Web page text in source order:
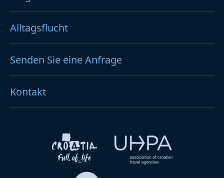
Alltagsflucht
Senden Sie eine Anfrage
Kontakt